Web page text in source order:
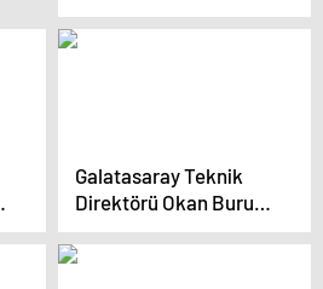
Ümraniyespor’u 4-1
mağlup etti
Galatasaray Teknik
Direktörü Okan Buruk:
Ziraat Türkiye
Kupası’nı kazanmak